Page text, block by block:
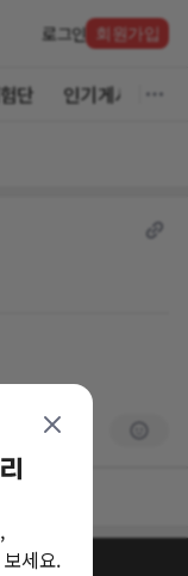
로그인 회원가입
단 인기게시글
세요.